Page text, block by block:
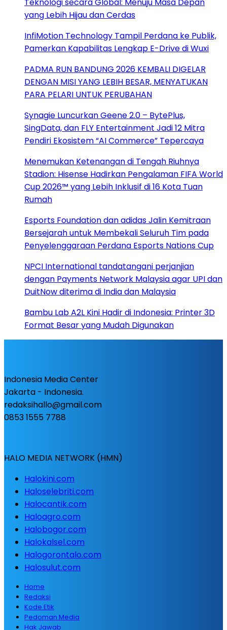
Teknologi secara Global: Menuju Masa Depan
yang Lebih Hijau dan Cerdas
InfiMotion Technology Tampil Perdana ke Publik,
Pamerkan Kapabilitas Lengkap E-Drive di Wuxi
PADMA RUN BANDUNG 2026 KEMBALI DIGELAR
DENGAN MISI YANG LEBIH BESAR, MENYATUKAN
PARA PELARI UNTUK PERUBAHAN
Synagie Luncurkan Geene 2.0 – BytePlus,
SingData, dan FLY Entertainment Jadi 12 Mitra
Pendiri Ekosistem “AI Commerce” Tepercaya
Menemukan Ketenangan di Tengah Riuhnya
Stadion: Hisense Hadirkan Pengalaman FIFA World
Cup 2026™ yang Lebih Inklusif di 16 Kota Tuan
Rumah
Esports Foundation dan adidas Jalin Kemitraan
Bersejarah untuk Membekali Seluruh Tim pada
Penyelenggaraan Perdana Esports Nations Cup
NPCI International tandatangani perjanjian
dengan Payments Network Malaysia agar UPI dan
DuitNow diterima di India dan Malaysia
Bambu Lab A2L Kini Hadir di Indonesia: Printer 3D
Format Besar yang Mudah Digunakan
Indonesia Media Center
Jakarta - Indonesia.
redaksihallo@gmail.com
0853 1555 7788
HALO MEDIA NETWORK (HMN)
Halokini.com
Haloselebriti.com
Halocantik.com
Haloagro.com
Halobogor.com
Halokalsel.com
Halogorontalo.com
Halosulut.com
Home
Redaksi
Kode Etik
Pedoman Media
Hak Jawab